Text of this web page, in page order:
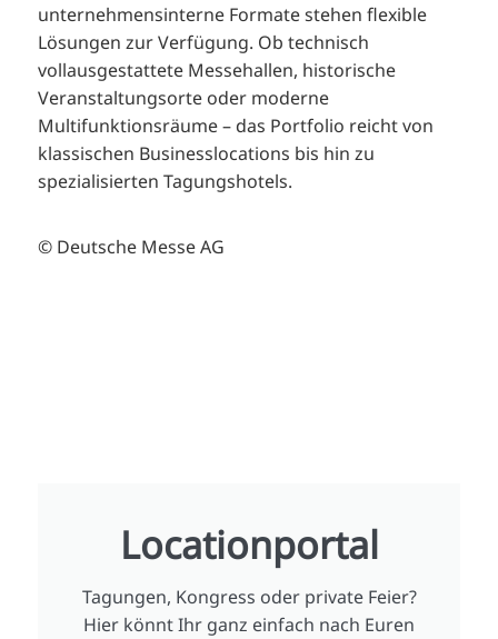
unternehmensinterne Formate stehen flexible
Lösungen zur Verfügung. Ob technisch
vollausgestattete Messehallen, historische
Veranstaltungsorte oder moderne
Multifunktionsräume – das Portfolio reicht von
klassischen Businesslocations bis hin zu
spezialisierten Tagungshotels.
© Deutsche Messe AG
Locationportal
Tagungen, Kongress oder private Feier?
Hier könnt Ihr ganz einfach nach Euren